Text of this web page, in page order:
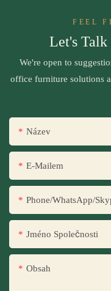
FEEL
Let's
We're open to
office furniture solutions
Název
E-Mailem
Phone/WhatsApp/
Jméno Společnosti
Obsah